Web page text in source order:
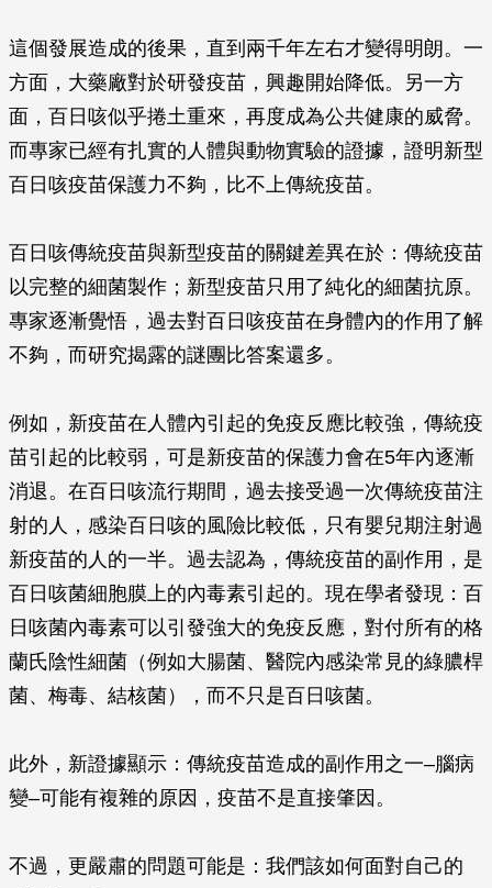
這個發展造成的後果，直到兩千年左右才變得明朗。一
方面，大藥廠對於研發疫苗，興趣開始降低。另一方
面，百日咳似乎捲土重來，再度成為公共健康的威脅。
而專家已經有扎實的人體與動物實驗的證據，證明新型
百日咳疫苗保護力不夠，比不上傳統疫苗。
百日咳傳統疫苗與新型疫苗的關鍵差異在於：傳統疫苗
以完整的細菌製作；新型疫苗只用了純化的細菌抗原。
專家逐漸覺悟，過去對百日咳疫苗在身體內的作用了解
不夠，而研究揭露的謎團比答案還多。
例如，新疫苗在人體內引起的免疫反應比較強，傳統疫
苗引起的比較弱，可是新疫苗的保護力會在5年內逐漸
消退。在百日咳流行期間，過去接受過一次傳統疫苗注
射的人，感染百日咳的風險比較低，只有嬰兒期注射過
新疫苗的人的一半。過去認為，傳統疫苗的副作用，是
百日咳菌細胞膜上的內毒素引起的。現在學者發現：百
日咳菌內毒素可以引發強大的免疫反應，對付所有的格
蘭氏陰性細菌（例如大腸菌、醫院內感染常見的綠膿桿
菌、梅毒、結核菌），而不只是百日咳菌。
此外，新證據顯示：傳統疫苗造成的副作用之一–腦病
變–可能有複雜的原因，疫苗不是直接肇因。
不過，更嚴肅的問題可能是：我們該如何面對自己的